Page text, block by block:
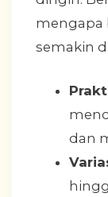
mengapa
semakin
dan